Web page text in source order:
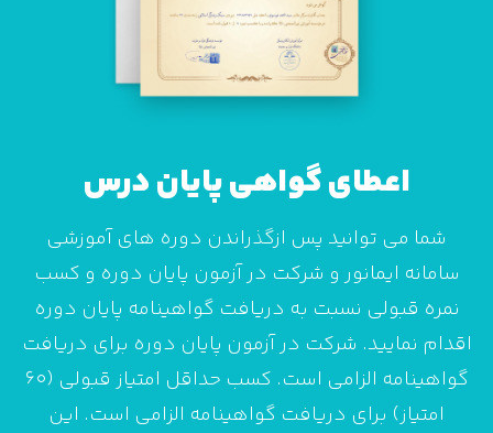
اعطای گواهی پایان درس
شما می توانید پس ازگذراندن دوره های آموزشی
سامانه ایمانور و شرکت در آزمون پایان دوره و کسب
نمره قبولی نسبت به دریافت گواهینامه پایان دوره
اقدام نمایید. شرکت در آزمون پایان دوره برای دریافت
گواهینامه الزامی است. کسب حداقل امتیاز قبولی (60
امتیاز) برای دریافت گواهینامه الزامی است. این